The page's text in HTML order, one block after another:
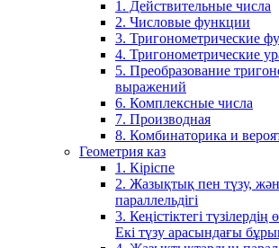
1. Действительные числа
2. Числовые функции
3. Тригонометрические
4. Тригонометрические
5. Преобразование
выражений
6. Комплексные числа
7. Производная
8. Комбинаторика и
Геометрия каз
1. Кіріспе
2. Жазықтық пен түзу,
параллельдігі
3. Кеңістіктегі
Екі түзу арасындағы